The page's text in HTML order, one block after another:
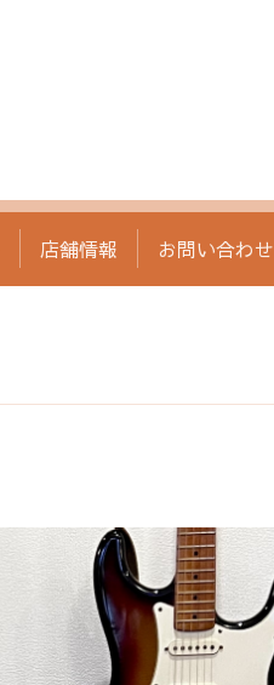
店舗情報 お問い合わせ